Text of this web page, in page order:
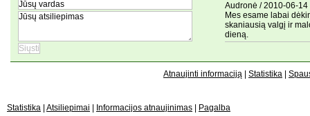
Audronė / 2010-06-
Mes esame labai
skaniausią valgį ir
dieną.
Atnaujinti informaciją Statistika
Statistika Atsiliepimai Informacijos atnaujinimas Pagalba